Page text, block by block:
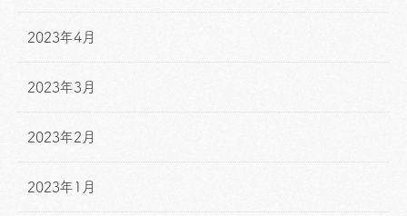
2023年4月
2023年3月
2023年2月
2023年1月